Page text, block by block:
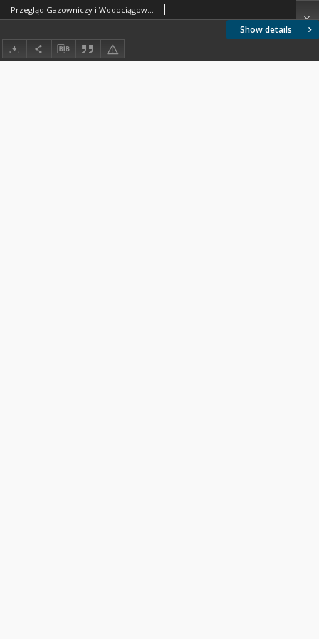
Show details
Przegląd Gazowniczy i Wodociągowy 1926 nr 3